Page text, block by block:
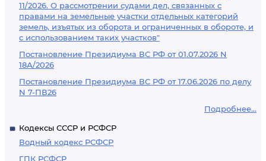
11/2026. О рассмотрении судами дел, связанных с
правами на земельные участки отдельных категорий
земель, изъятых из оборота и ограниченных в обороте, и
с использованием таких участков"
Постановление Президиума ВС РФ от 01.07.2026 N
18А/2026
Постановление Президиума ВС РФ от 17.06.2026 по делу
N 7-ПВ26
Подробнее...
Кодексы СССР и РСФСР
Водный кодекс РСФСР
ГПК РСФСР